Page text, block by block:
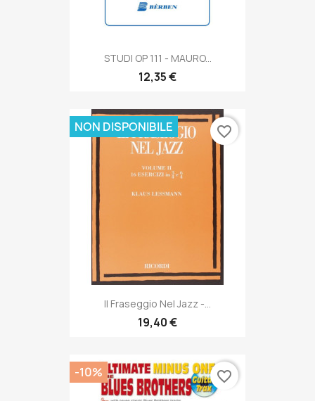
STUDI OP 111 - MAURO...
12,35 €
Il Fraseggio Nel Jazz -...
19,40 €
NON DISPONIBILE favorite_border
-10% favorite_border